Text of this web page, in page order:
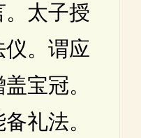
太子授
。谓应
宝冠。
礼法。